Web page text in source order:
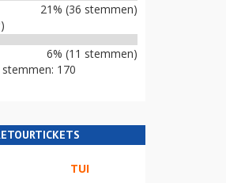
21% (36 stemmen)
6% (11 stemmen)
170
TUI